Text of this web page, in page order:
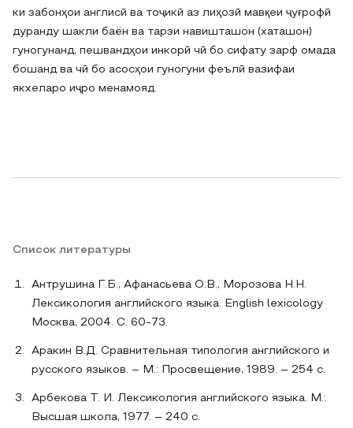
ки забонҳои англисӣ ва тоҷикӣ аз лиҳозӣ мавқеи ҷуғрофӣ
дуранду шакли баён ва тарзи навишташон (хаташон)
гуногунанд, пешвандҳои инкорӣ чӣ бо сифату зарф омада
бошанд ва чӣ бо асосҳои гуногуни феълӣ вазифаи
якхеларо иҷро менамояд.
Список литературы
Антрушина Г.Б., Афанасьева О.В., Морозова Н.Н.
Лексикология английского языка. English lexicology
Москва, 2004. С. 60-73.
Аракин В.Д. Сравнительная типология английского и
русского языков. – М.: Просвещение, 1989. – 254 с.
Арбекова Т. И. Лексикология английского языка. М.:
Высшая школа, 1977. – 240 с.